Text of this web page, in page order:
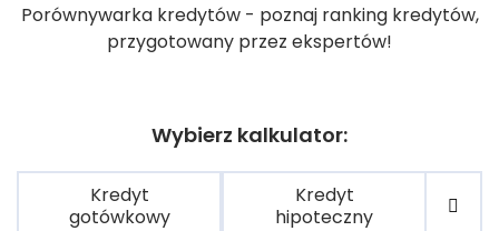
Porównywarka kredytów - poznaj ranking kredytów,
przygotowany przez ekspertów!
Wybierz kalkulator:
Kredyt
gotówkowy
Kredyt
hipoteczny